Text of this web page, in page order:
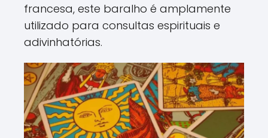
francesa, este baralho é amplamente
utilizado para consultas espirituais e
adivinhatórias.